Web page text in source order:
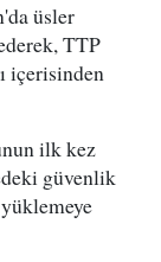
üsler
TTP
içerisinden
ilk kez
güvenlik